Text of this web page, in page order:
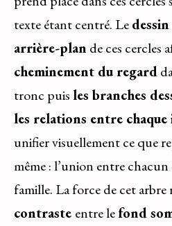
texte étant centré. Ledessin
arrière-plan de ces cercles
cheminement du regard
tronc puis les branches
les relations entre
unifier visuellement ce que
même : l’union entre chacun
famille. La force de cet arbre
contraste entre lefond